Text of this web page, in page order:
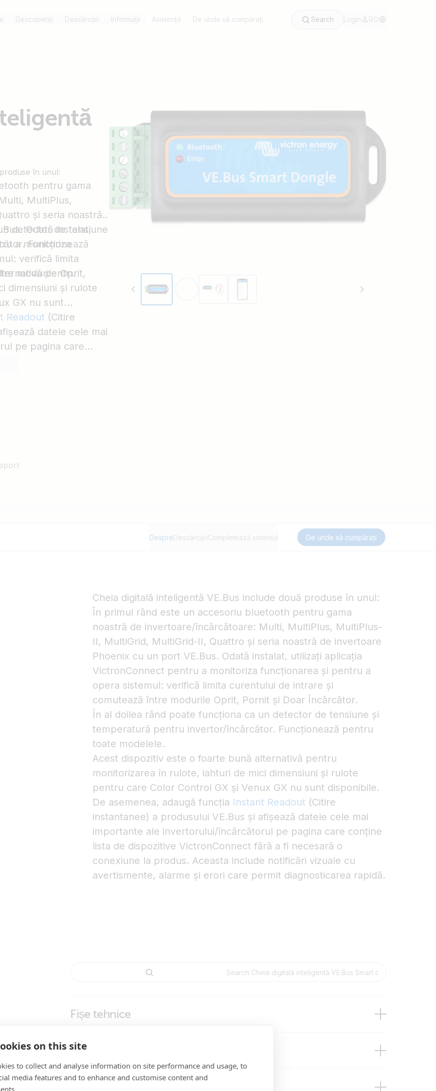
on this site
to collect and analyse information on site performance and usage, to
media features and to enhance and customise content and
Descoperiți Descărcări Informaţii Asistență De unde să cumpărați Search Login RO
în unul:
pentru gama
MultiPlus,
și seria noastră
Odată instalat,
a monitoriza
verifică limita
modurile Oprit,
detector de tensiune
Funcționează
pentru
dimensiuni și rulote
GX nu sunt
Readout (Citire
datele cele mai
pe pagina care
fără a fi
care permit
DespreDescărcăriCompletează sistemul De unde să cumpărați
Cheia digitală inteligentă VE.Bus include două produse în unul:
În primul rând este un accesoriu bluetooth pentru gama
noastră de invertoare/încărcătoare: Multi, MultiPlus, MultiPlus-
II, MultiGrid, MultiGrid-II, Quattro și seria noastră de invertoare
Phoenix cu un port VE.Bus. Odată instalat, utilizați aplicația
VictronConnect pentru a monitoriza funcționarea și pentru a
opera sistemul: verifică limita curentului de intrare și
comutează între modurile Oprit, Pornit și Doar Încărcător.
În al doilea rând poate funcționa ca un detector de tensiune și
temperatură pentru invertor/încărcător. Funcționează pentru
toate modelele.
Acest dispozitiv este o foarte bună alternativă pentru
monitorizarea în rulote, iahturi de mici dimensiuni și rulote
pentru care Color Control GX și Venux GX nu sunt disponibile.
De asemenea, adaugă funcția Instant Readout (Citire
instantanee) a produsului VE.Bus și afișează datele cele mai
importante ale invertorului/încărcătorul pe pagina care conține
lista de dispozitive VictronConnect fără a fi necesară o
conexiune la produs. Aceasta include notificări vizuale cu
avertismente, alarme și erori care permit diagnosticarea rapidă.
Fișe tehnice
Manuale
VE.Bus Smart Dongle